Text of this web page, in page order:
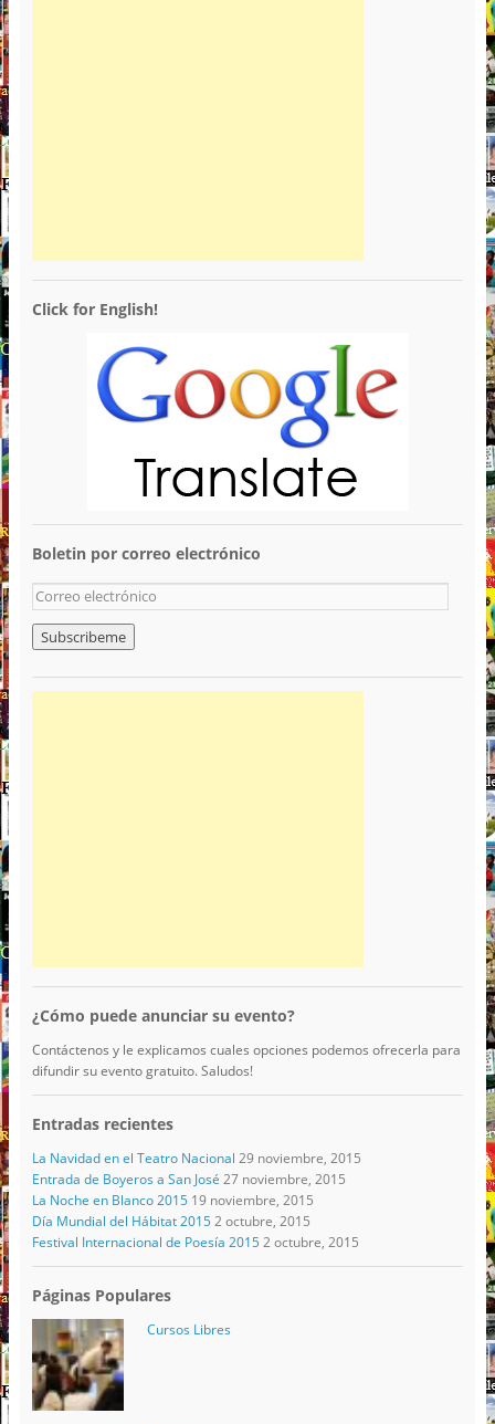
Click for English!
Boletin por correo electrónico
¿Cómo puede anunciar su evento?
Contáctenos y le explicamos cuales opciones podemos ofrecerla para
difundir su evento gratuito. Saludos!
Entradas recientes
La Navidad en el Teatro Nacional 29 noviembre, 2015
Entrada de Boyeros a San José 27 noviembre, 2015
La Noche en Blanco 2015 19 noviembre, 2015
Día Mundial del Hábitat 2015 2 octubre, 2015
Festival Internacional de Poesía 2015 2 octubre, 2015
Páginas Populares
Cursos Libres